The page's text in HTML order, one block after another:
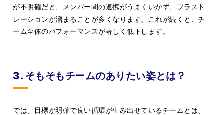
が不明確だと、メンバー間の連携がうまくいかず、フラスト
レーションが溜まることが多くなります。これが続くと、チ
ーム全体のパフォーマンスが著しく低下します。
3. そもそもチームのありたい姿とは？
では、目標が明確で良い循環が生み出せているチームとは、